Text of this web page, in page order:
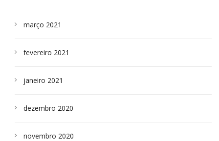
março 2021
fevereiro 2021
janeiro 2021
dezembro 2020
novembro 2020